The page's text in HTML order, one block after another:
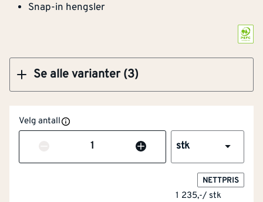
Snap-in hengsler
Se alle varianter (3)
Velg antall
Antall stk
NETTPRIS
1 235,-/ stk
bærekraftig forvaltet skog.